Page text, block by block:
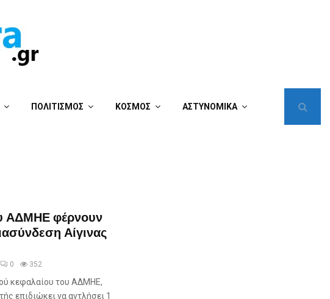
ΠΟΛΙΤΙΣΜΟΣ ΚΟΣΜΟΣ ΑΣΤΥΝΟΜΙΚΑ
ΑΔΜΗΕ φέρνουν
Αίγινας
0 352
κεφαλαίου του ΑΔΜΗΕ,
επιδιώκει να αντλήσει 1